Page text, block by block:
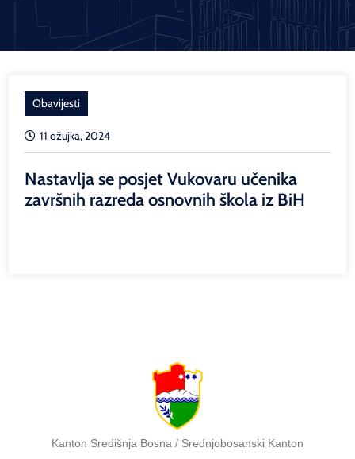
Obavijesti
11 ožujka, 2024
Nastavlja se posjet Vukovaru učenika
završnih razreda osnovnih škola iz BiH
Kanton Središnja Bosna / Srednjobosanski Kanton